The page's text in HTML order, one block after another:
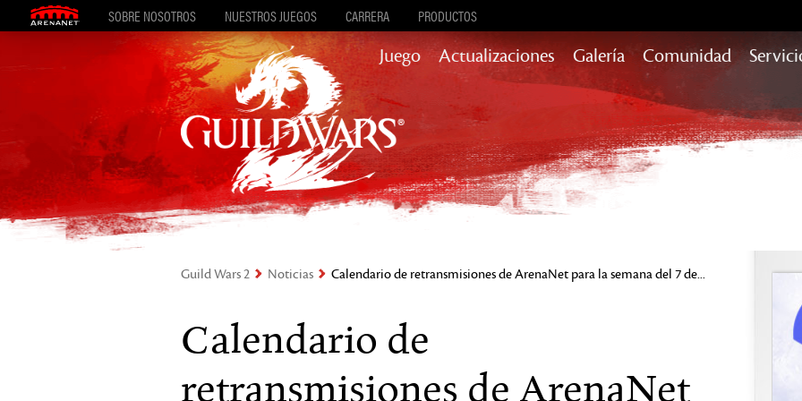
SOBRE NOSOTROS NUESTROS JUEGOS CARRERA PRODUCTOS
Juego Actualizaciones
Actualizaciones de contenido con
historia, recompensas y más
Heart of Thorns
Path of Fire
End of Dragons
Janthir Wilds
Galería Comunidad
Guild Wars 2 Noticias Calendario de retransmisiones de ArenaNet para la semana del 7 de...
Calendario de
retransmisiones de ArenaNet